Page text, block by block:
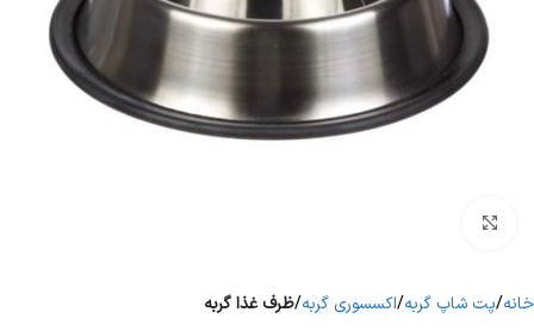
خانه پت شاپ گربه اکسسوری گربه ظرف غذا گربه